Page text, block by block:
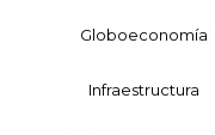
Globoeconomía
Infraestructura